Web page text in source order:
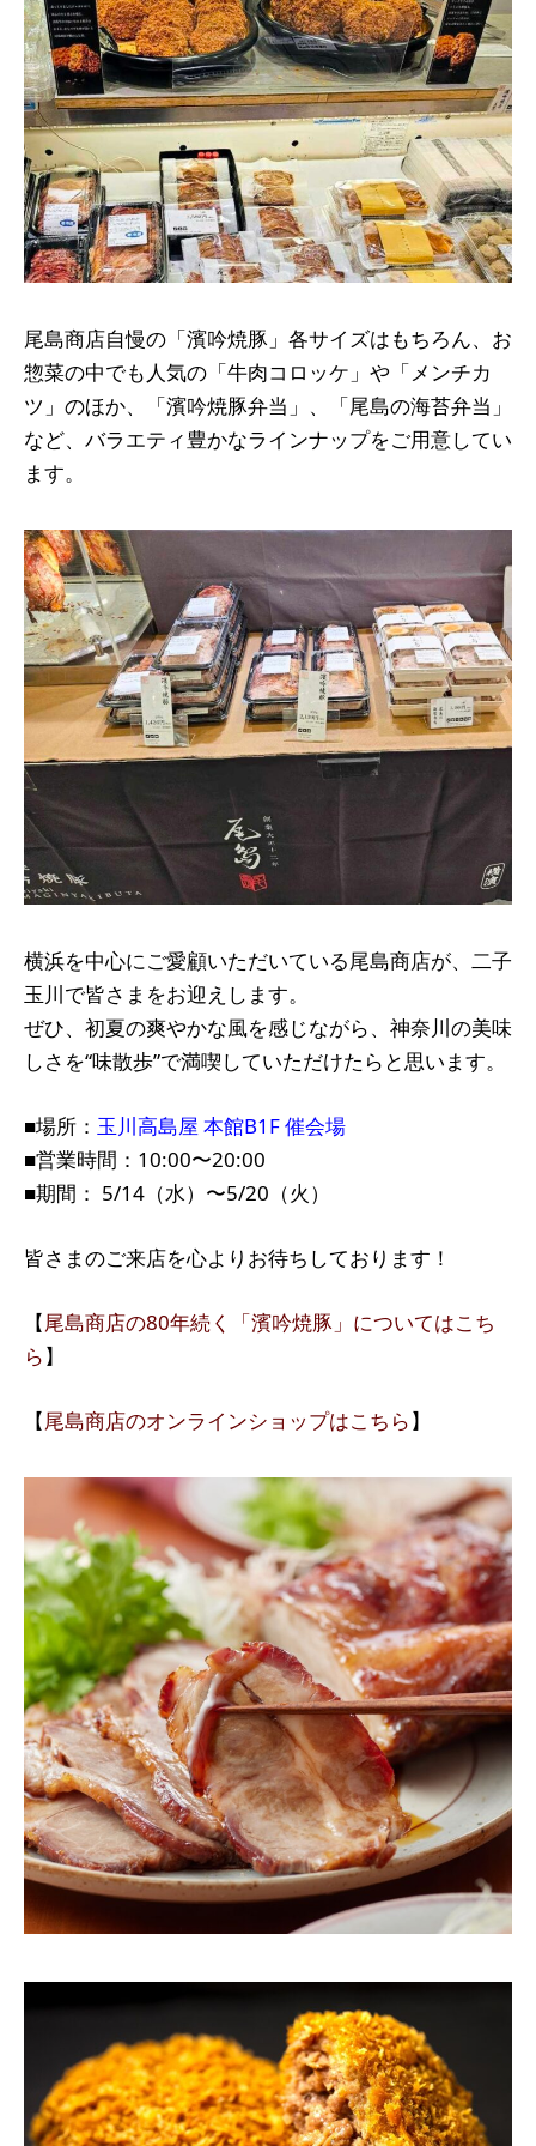
尾島商店自慢の「濱吟焼豚」各サイズはもちろん、お
惣菜の中でも人気の「牛肉コロッケ」や「メンチカ
ツ」のほか、「濱吟焼豚弁当」、「尾島の海苔弁当」
など、バラエティ豊かなラインナップをご用意してい
ます。
横浜を中心にご愛顧いただいている尾島商店が、二子
玉川で皆さまをお迎えします。
ぜひ、初夏の爽やかな風を感じながら、神奈川の美味
しさを“味散歩”で満喫していただけたらと思います。
■場所： 玉川高島屋 本館B1F 催会場
■営業時間：10:00〜20:00
■期間： 5/14（水）〜5/20（火）
皆さまのご来店を心よりお待ちしております！
【尾島商店の80年続く「濱吟焼豚」についてはこち
ら】
【尾島商店のオンラインショップはこちら】